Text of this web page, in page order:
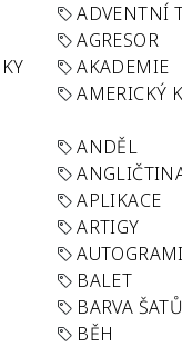
ADVENTNÍ
AGRESOR
AKADEMIE
AMERICKÝ
ANDĚL
APLIKACE
ARTIGY
BALET
BARVA ŠATŮ
BĚH